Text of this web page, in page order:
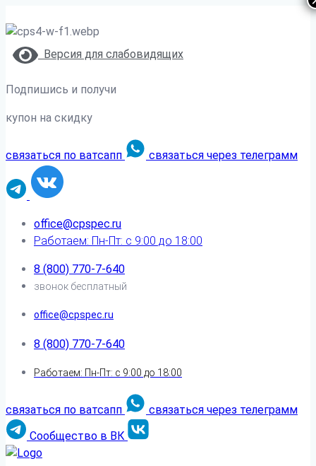
Версия для слабовидящих
Подпишись и получи
купон на скидку
связаться по ватсапп связаться через телеграмм
office@cpspec.ru
Работаем: Пн-Пт: с 9:00 до 18:00
8 (800) 770-7-640
звонок бесплатный
office@cpspec.ru
8 (800) 770-7-640
Работаем: Пн-Пт: с 9:00 до 18:00
связаться по ватсапп
связаться через телеграмм
Сообщество в ВК